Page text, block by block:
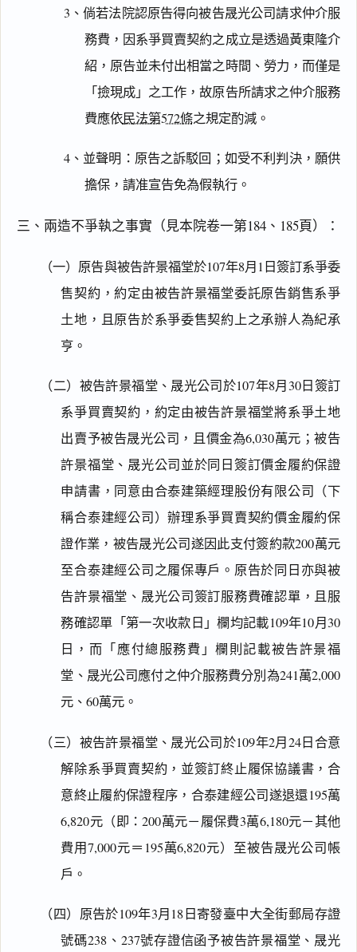
3、倘若法院認原告得向被告晟光公司請求仲介服
務費，因系爭買賣契約之成立是透過黃東隆介
紹，原告並未付出相當之時間、勞力，而僅是
「撿現成」之工作，故原告所請求之仲介服務
費應依民法第572條之規定酌減。
4、並聲明：原告之訴駁回；如受不利判決，願供
擔保，請准宣告免為假執行。
三、兩造不爭執之事實（見本院卷一第184、185頁）：
（一）原告與被告許景福堂於107年8月1日簽訂系爭委
售契約，約定由被告許景福堂委託原告銷售系爭
土地，且原告於系爭委售契約上之承辦人為紀承
亨。
（二）被告許景福堂、晟光公司於107年8月30日簽訂
系爭買賣契約，約定由被告許景福堂將系爭土地
出賣予被告晟光公司，且價金為6,030萬元；被告
許景福堂、晟光公司並於同日簽訂價金履約保證
申請書，同意由合泰建築經理股份有限公司（下
稱合泰建經公司）辦理系爭買賣契約價金履約保
證作業，被告晟光公司遂因此支付簽約款200萬元
至合泰建經公司之履保專戶。原告於同日亦與被
告許景福堂、晟光公司簽訂服務費確認單，且服
務確認單「第一次收款日」欄均記載109年10月30
日，而「應付總服務費」欄則記載被告許景福
堂、晟光公司應付之仲介服務費分別為241萬2,000
元、60萬元。
（三）被告許景福堂、晟光公司於109年2月24日合意
解除系爭買賣契約，並簽訂終止履保協議書，合
意終止履約保證程序，合泰建經公司遂退還195萬
6,820元（即：200萬元－履保費3萬6,180元－其他
費用7,000元＝195萬6,820元）至被告晟光公司帳
戶。
（四）原告於109年3月18日寄發臺中大全街郵局存證
號碼238、237號存證信函予被告許景福堂、晟光